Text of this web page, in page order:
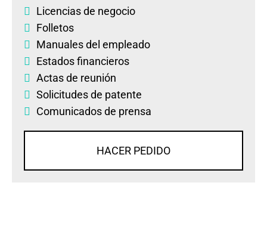
Licencias de negocio
Folletos
Manuales del empleado
Estados financieros
Actas de reunión
Solicitudes de patente
Comunicados de prensa
HACER PEDIDO